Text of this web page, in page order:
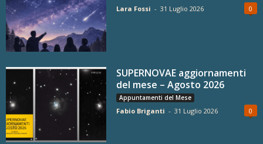
Lara Fossi - 31 Luglio 2026 0
SUPERNOVAE aggiornamenti
del mese – Agosto 2026
Appuntamenti del Mese
Fabio Briganti - 31 Luglio 2026 0